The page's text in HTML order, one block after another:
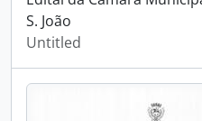
S. João
Untitled